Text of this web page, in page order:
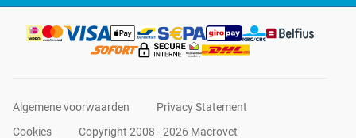
Algemene voorwaarden
Privacy Statement
Cookies
Copyright 2008 - 2026 Macrovet